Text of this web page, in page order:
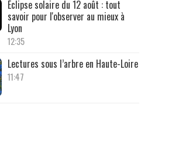
Éclipse solaire du 12 août : tout
savoir pour l'observer au mieux à
Lyon
12:35
Lectures sous l’arbre en Haute-Loire
11:47